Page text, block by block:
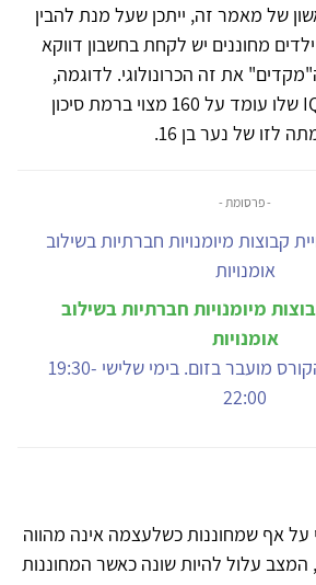
של מאמר זה, ייתכן שעל מנת להבין
מחוננים יש לקחת בחשבון דווקא
את זה הכרונולוגי. לדוגמה,
ייתכן שילד בן 10 שה-IQ שלו עומד על 160 מצוי ברמת סיכון
לזו של נער בן 16.
- פרסומת -
מיומנויות חברתיות בשילוב
אומנויות
פתיחה 3.11.26. הקורס מועבר בזום. בימי שלישי 19:30-
22:00
על אף שמחוננות כשלעצמה אינה מהווה
המצב עלול להיות שונה כאשר המחוננות